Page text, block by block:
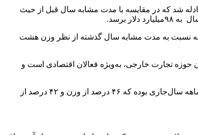
یکصد میلیون دلار بین ایران و سایر کشورها مبادله شد که در مقایسه با مدت مشابه سال قبل از حیث
و یکصد میلیون دلار به صادرات اختصاص دارد که نسبت به مدت مشابه سال گذشته از نظر وزن هشت
تجارت خارجی، به‌ویژه فعالان اقتصادی است و
مقدسی بیان‌داشت: محصولات پتروشیمی با ۴۲ میلیون و ۴۰۰ هزار تن به ارزش ۱۴ میلیارد و ۷۰۰ میلیون دلار، مهمترین کالاهای صادراتی ایران در ۹ ماهه سال‌جاری بوده که ۴۶ درصد از وزن و ۴۲ درصد از